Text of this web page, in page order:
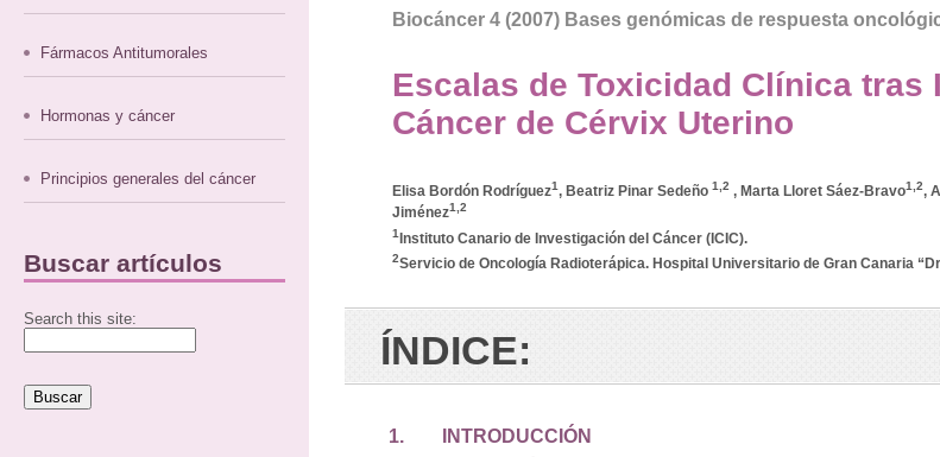
Fármacos Antitumorales
Hormonas y cáncer
Principios generales del cáncer
Buscar artículos
Search this site:
Biocáncer 4 (2007) Bases genómicas de respuesta
Escalas de Toxicidad Clínica tras
Cáncer de Cérvix Uterino
Elisa Bordón Rodríguez1, Beatriz Pinar Sedeño 1,2 , Marta Lloret Sáez-Bravo1,2,
Jiménez1,2
1Instituto Canario de Investigación del Cáncer (ICIC).
2Servicio de Oncología Radioterápica. Hospital Universitario de Gran Canaria
ÍNDICE:
1. INTRODUCCIÓN